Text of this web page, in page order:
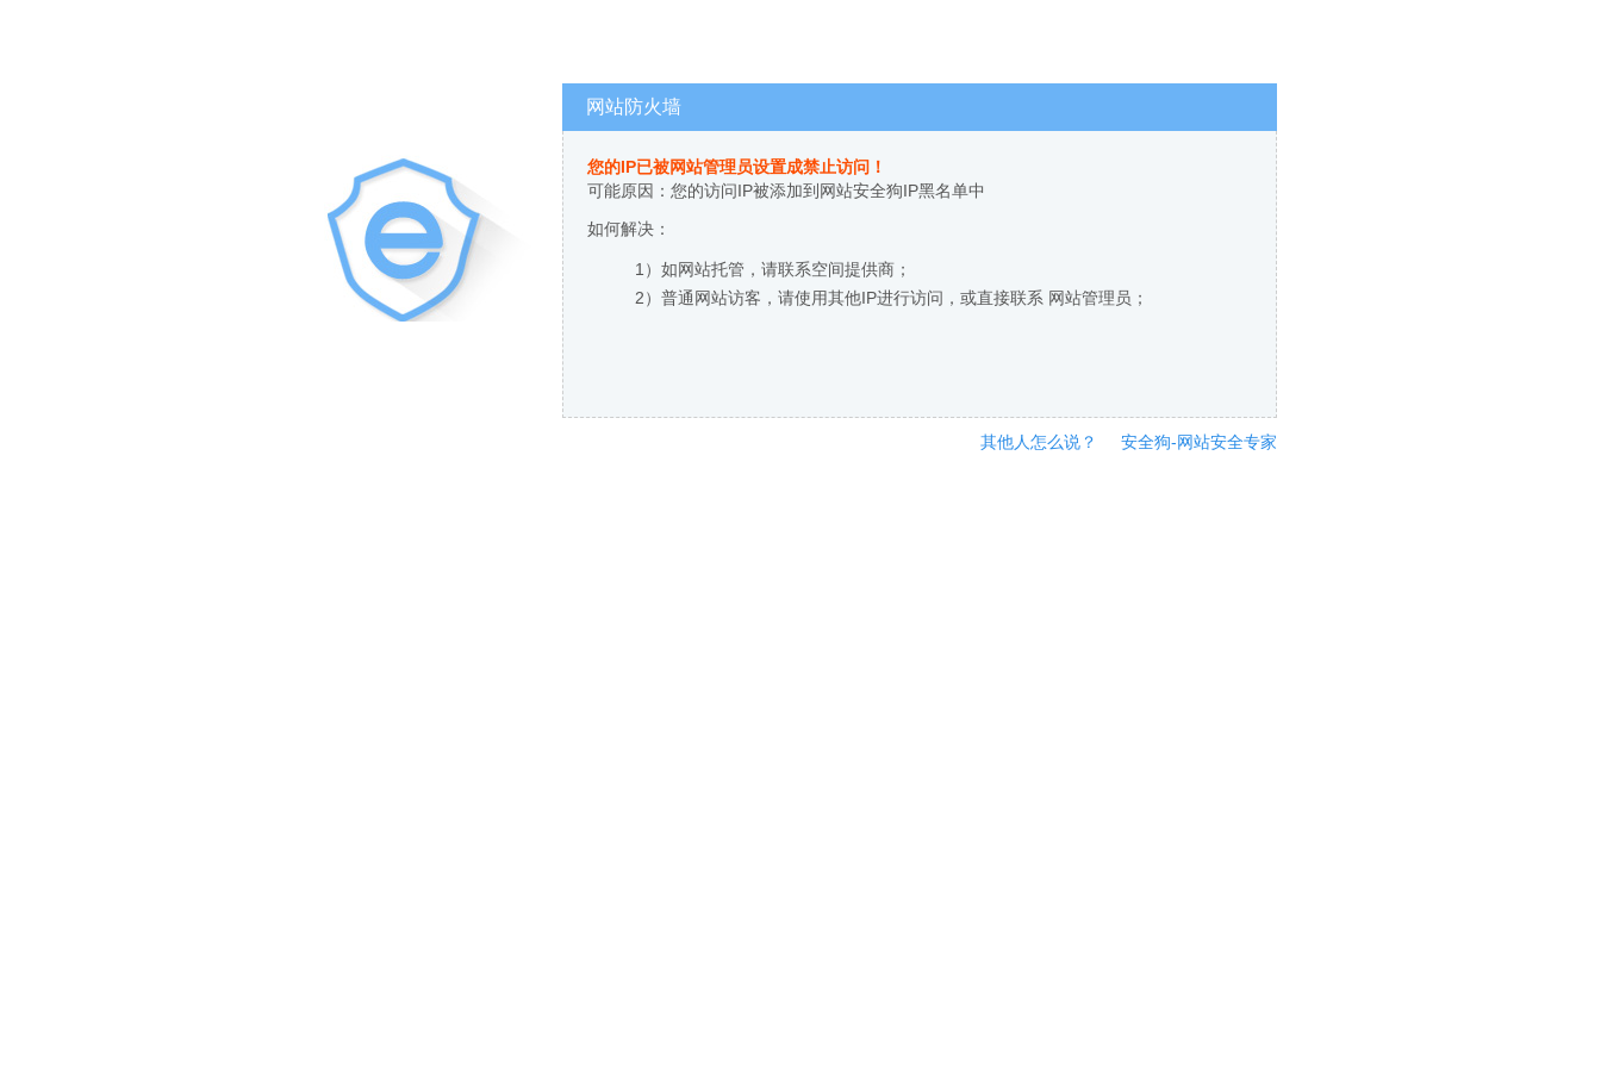
网站防火墙
您的IP已被网站管理员设置成禁止访问！
可能原因：您的访问IP被添加到网站安全狗IP黑名单中
如何解决：
1）如网站托管，请联系空间提供商；
2）普通网站访客，请使用其他IP进行访问，或直接联系 网站管理员；
其他人怎么说？ 安全狗-网站安全专家